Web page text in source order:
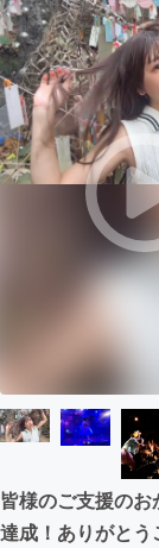
テク
映
ビジ
まち
皆様のご支援の
達成！ありがとう